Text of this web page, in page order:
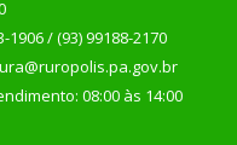
1906 / (93) 99188-2170
08:00 às 14:00